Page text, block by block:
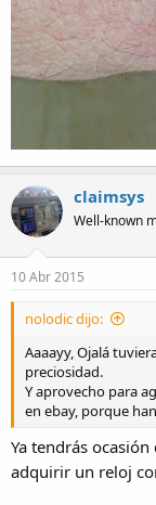
claimsys
Well-known
10 Abr 2015
nolodic dijo:
Aaaayy, Ojalá
preciosidad.
Y aprovecho para
en ebay, porque
Ya tendrás
adquirir un reloj